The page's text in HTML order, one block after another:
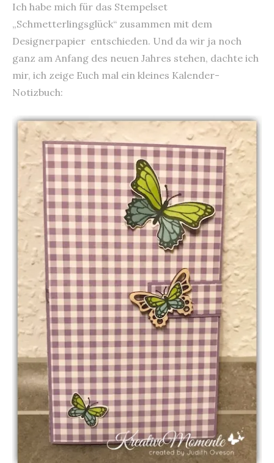
Ich habe mich für das Stempelset
„Schmetterlingsglück“ zusammen mit dem
Designerpapier entschieden. Und da wir ja noch
ganz am Anfang des neuen Jahres stehen, dachte ich
mir, ich zeige Euch mal ein kleines Kalender-
Notizbuch: